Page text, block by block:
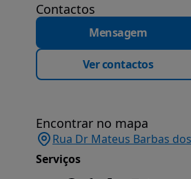
Contactos
Mensagem
Ver contactos
Encontrar no mapa
Rua Dr Mateus Barbas
Serviços